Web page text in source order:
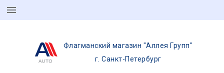
Флагманский магазин "Аллея Групп"
г. Санкт-Петербург